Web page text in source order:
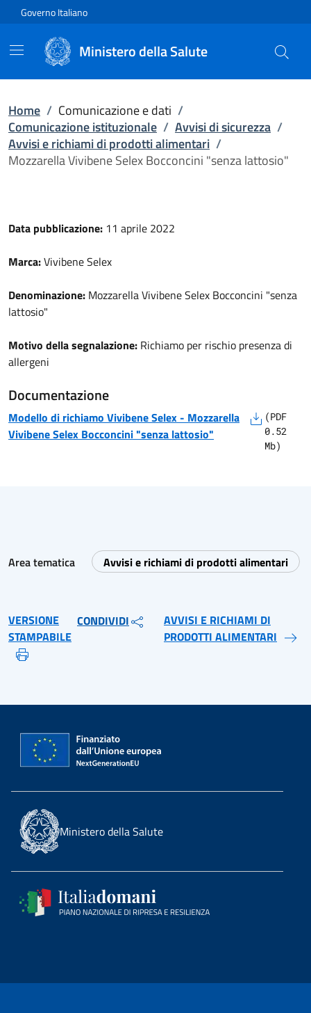
Vai direttamente al contenuto
Governo Italiano
Ministero della Salute
Home / Comunicazione e dati /
Comunicazione istituzionale / Avvisi di sicurezza /
Avvisi e richiami di prodotti alimentari /
Mozzarella Vivibene Selex Bocconcini "senza lattosio"
Data pubblicazione: 11 aprile 2022
Marca:Vivibene Selex
Denominazione: Mozzarella Vivibene Selex Bocconcini "senza
lattosio"
Motivo della segnalazione: Richiamo per rischio presenza di
allergeni
Documentazione
Modello di richiamo Vivibene Selex- Mozzarella
Vivibene Selex Bocconcini "senza lattosio"
(PDF
0.52
Mb)
Area tematica Avvisi e richiami di prodotti alimentari
VERSIONE
STAMPABILE
CONDIVIDI
AVVISI E RICHIAMI DI
PRODOTTI ALIMENTARI
Ministero della Salute